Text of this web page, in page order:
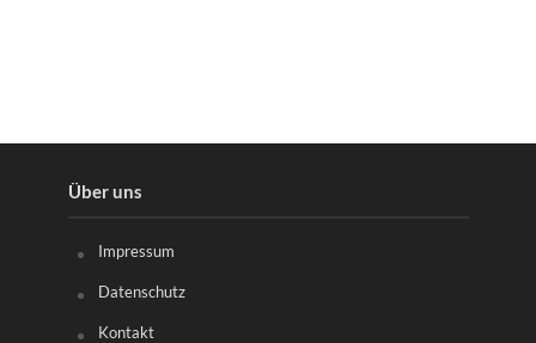
Über uns
Impressum
Datenschutz
Kontakt